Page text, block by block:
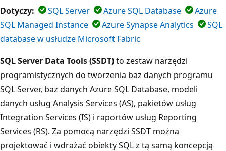
Dotyczy: SQL Server Azure SQL Database
Azure
SQL Managed Instance
Azure Synapse Analytics
SQL
database w usłudze Microsoft Fabric
SQL Server Data Tools (SSDT)to zestaw narzędzi
programistycznych do tworzenia baz danych programu
SQL Server, baz danych Azure SQL Database, modeli
danych usług Analysis Services (AS), pakietów usług
Integration Services (IS) i raportów usług Reporting
Services (RS). Za pomocą narzędzi SSDT można
projektować i wdrażać obiekty SQL z tą samą koncepcją